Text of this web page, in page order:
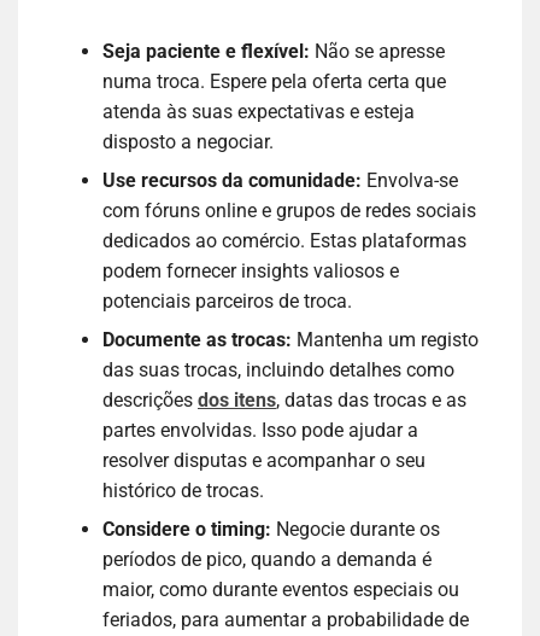
Seja paciente e flexível: Não se apresse
numa troca. Espere pela oferta certa que
atenda às suas expectativas e esteja
disposto a negociar.
Use recursos da comunidade: Envolva-se
com fóruns online e grupos de redes sociais
dedicados ao comércio. Estas plataformas
podem fornecer insights valiosos e
potenciais parceiros de troca.
Documente as trocas: Mantenha um registo
das suas trocas, incluindo detalhes como
descrições dos itens, datas das trocas e as
partes envolvidas. Isso pode ajudar a
resolver disputas e acompanhar o seu
histórico de trocas.
Considere o timing: Negocie durante os
períodos de pico, quando a demanda é
maior, como durante eventos especiais ou
feriados, para aumentar a probabilidade de